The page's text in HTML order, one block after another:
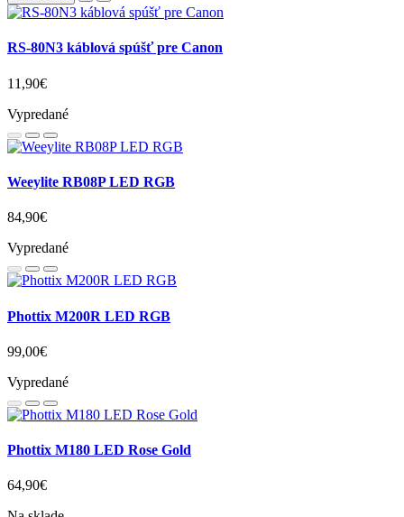
Vypredané
LC-5 rádiová spúšť pre Canon
39,90€
Na sklade
RS-80N3 káblová spúšť pre Canon
11,90€
Vypredané
Weeylite RB08P LED RGB
84,90€
Vypredané
Phottix M200R LED RGB